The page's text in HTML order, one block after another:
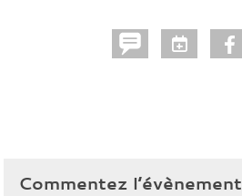
Commentez l’évènement